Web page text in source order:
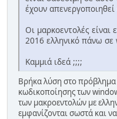
έχουν
Οι μαρκοεντολές είναι
2016 ελληνικό πάνω σε
Καμμιά ιδεά ;;;;
Βρήκα λύση στο πρόβλημα
κωδικοποίησης των
των μακροεντολών με
εμφανίζονται σωστά και